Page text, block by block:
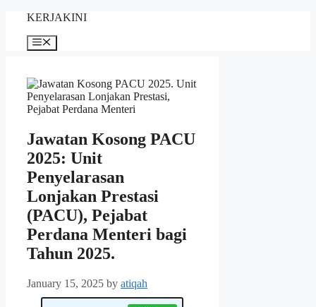
content
KERJAKINI
Menu
Jawatan Kosong PACU
2025: Unit
Penyelarasan
Lonjakan Prestasi
(PACU), Pejabat
Perdana Menteri bagi
Tahun 2025.
January 15, 2025 by atiqah